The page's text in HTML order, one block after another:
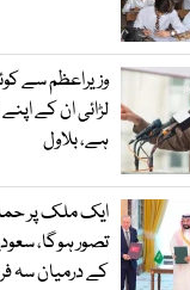
وزیراعظم سے
لڑائی ان کے
ہے، بلاول
ایک ملک پر
تصور ہوگا،
کے درمیان سہ